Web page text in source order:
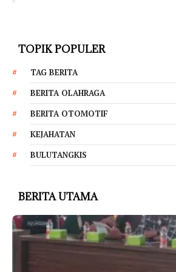
TOPIK POPULER
TAG BERITA
BERITA OLAHRAGA
BERITA OTOMOTIF
KEJAHATAN
BULUTANGKIS
BERITA UTAMA